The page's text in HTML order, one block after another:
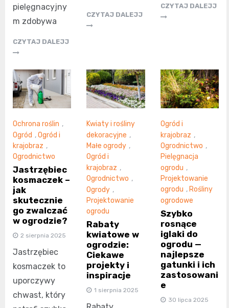
pielęgnacyjny
m zdobywa
CZYTAJ DALEJJ
CZYTAJ DALEJJ
CZYTAJ DALEJJ
Ochrona roślin ,
Ogród ,Ogród i
krajobraz ,
Ogrodnictwo
Jastrzębiec
kosmaczek –
jak
skutecznie
go zwalczać
w ogrodzie?
2 sierpnia 2025
Jastrzębiec
kosmaczek to
uporczywy
chwast, który
Kwiaty i rośliny
dekoracyjne ,
Małe ogrody ,
Ogród i
krajobraz ,
Ogrodnictwo ,
Ogrody ,
Projektowanie
ogrodu
Rabaty
kwiatowe w
ogrodzie:
Ciekawe
projekty i
inspiracje
1 sierpnia 2025
Ogród i
krajobraz ,
Ogrodnictwo ,
Pielęgnacja
ogrodu ,
Projektowanie
ogrodu ,Rośliny
ogrodowe
Szybko
rosnące
iglaki do
ogrodu —
najlepsze
gatunki i ich
zastosowani
e
30 lipca 2025